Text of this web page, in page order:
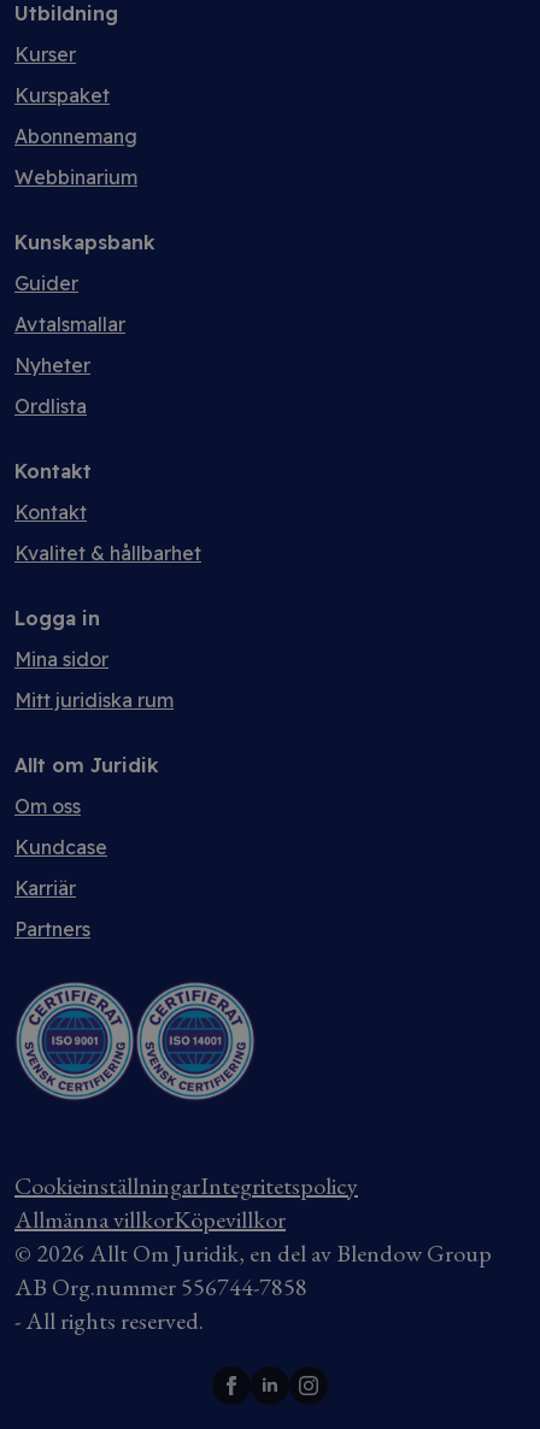
Utbildning
Kurser
Kurspaket
Abonnemang
Webbinarium
Kunskapsbank
Guider
Avtalsmallar
Nyheter
Ordlista
Kontakt
Kontakt
Kvalitet & hållbarhet
Logga in
Mina sidor
Mitt juridiska rum
Allt om Juridik
Om oss
Kundcase
Karriär
Partners
CookieinställningarIntegritetspolicy
Allmänna villkorKöpevillkor
© 2026 Allt Om Juridik, en del av Blendow Group
AB Org.nummer 556744-7858
- All rights reserved.